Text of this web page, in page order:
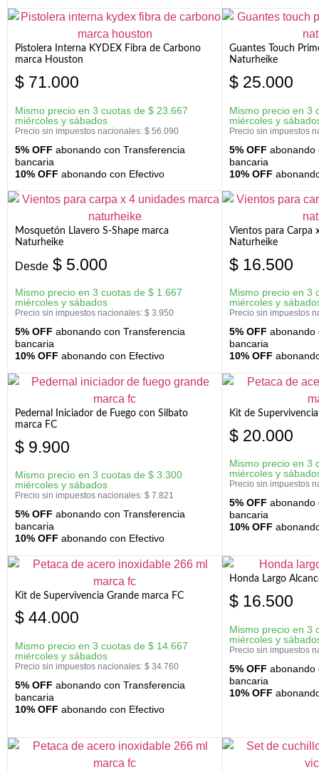
Pistolera Interna KYDEX Fibra de Carbono
marca Houston
$ 71.000
Mismo precio en 3 cuotas de $ 23.667
miércoles y sábados
Precio sin impuestos nacionales: $ 56.090
5% OFF abonando con Transferencia
bancaria
10% OFF abonando con Efectivo
Guantes Touch
Naturheike
$ 25.000
Mismo precio en 3
miércoles y
Precio sin impuestos
5% OFF abonando
bancaria
10% OFF
Mosquetón Llavero S-Shape marca
Naturheike
Desde $ 5.000
Mismo precio en 3 cuotas de $ 1.667
miércoles y sábados
Precio sin impuestos nacionales: $ 3.950
5% OFF abonando con Transferencia
bancaria
10% OFF abonando con Efectivo
Vientos para Carpa
Naturheike
$ 16.500
Mismo precio en 3
miércoles y
Precio sin impuestos
5% OFF abonando
bancaria
10% OFF
Pedernal Iniciador de Fuego con Silbato
marca FC
$ 9.900
Mismo precio en 3 cuotas de $ 3.300
miércoles y sábados
Precio sin impuestos nacionales: $ 7.821
5% OFF abonando con Transferencia
bancaria
10% OFF abonando con Efectivo
Kit de
$ 20.000
Mismo precio en 3
miércoles y
Precio sin impuestos
5% OFF abonando
bancaria
10% OFF
Kit de Supervivencia Grande marca FC
$ 44.000
Mismo precio en 3 cuotas de $ 14.667
miércoles y sábados
Precio sin impuestos nacionales: $ 34.760
5% OFF abonando con Transferencia
bancaria
10% OFF abonando con Efectivo
Honda Largo
$ 16.500
Mismo precio en 3
miércoles y
Precio sin impuestos
5% OFF abonando
bancaria
10% OFF